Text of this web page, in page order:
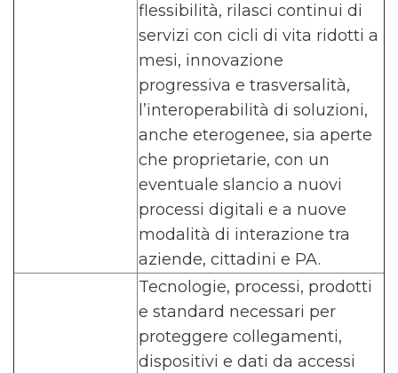
flessibilità, rilasci continui di
servizi con cicli di vita ridotti a
mesi, innovazione
progressiva e trasversalità,
l’interoperabilità di soluzioni,
anche eterogenee, sia aperte
che proprietarie, con un
eventuale slancio a nuovi
processi digitali e a nuove
modalità di interazione tra
aziende, cittadini e PA.
Tecnologie, processi, prodotti
e standard necessari per
proteggere collegamenti,
dispositivi e dati da accessi